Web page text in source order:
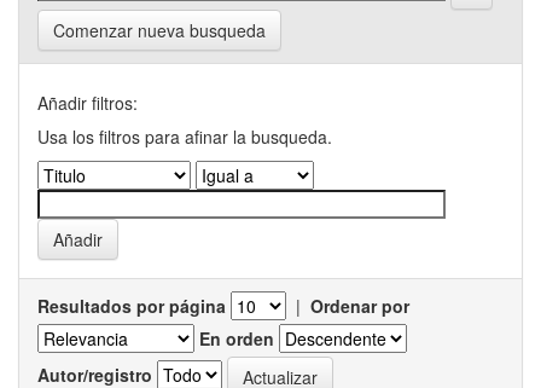
Comenzar nueva busqueda
Añadir filtros:
Usa los filtros para afinar la busqueda.
Resultados por página | Ordenar por
En orden
Autor/registro